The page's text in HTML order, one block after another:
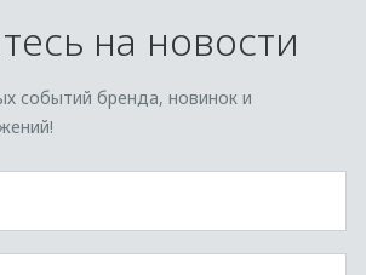
на новости
событий бренда, новинок и